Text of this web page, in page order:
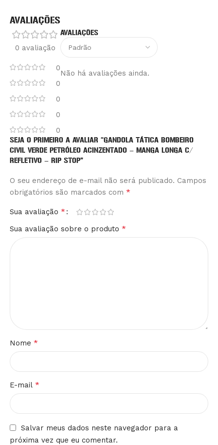
AVALIAÇÕES
0 avaliação
0
0
0
0
0
AVALIAÇÕES
Não há avaliações ainda.
SEJA O PRIMEIRO A AVALIAR “GANDOLA TÁTICA BOMBEIRO
CIVIL VERDE PETRÓLEO ACINZENTADO – MANGA LONGA C/
REFLETIVO – RIP STOP”
O seu endereço de e-mail não será publicado. Campos
obrigatórios são marcados com *
Sua avaliação *
Sua avaliação sobre o produto *
Nome *
E-mail *
Salvar meus dados neste navegador para a
próxima vez que eu comentar.
Alternative: